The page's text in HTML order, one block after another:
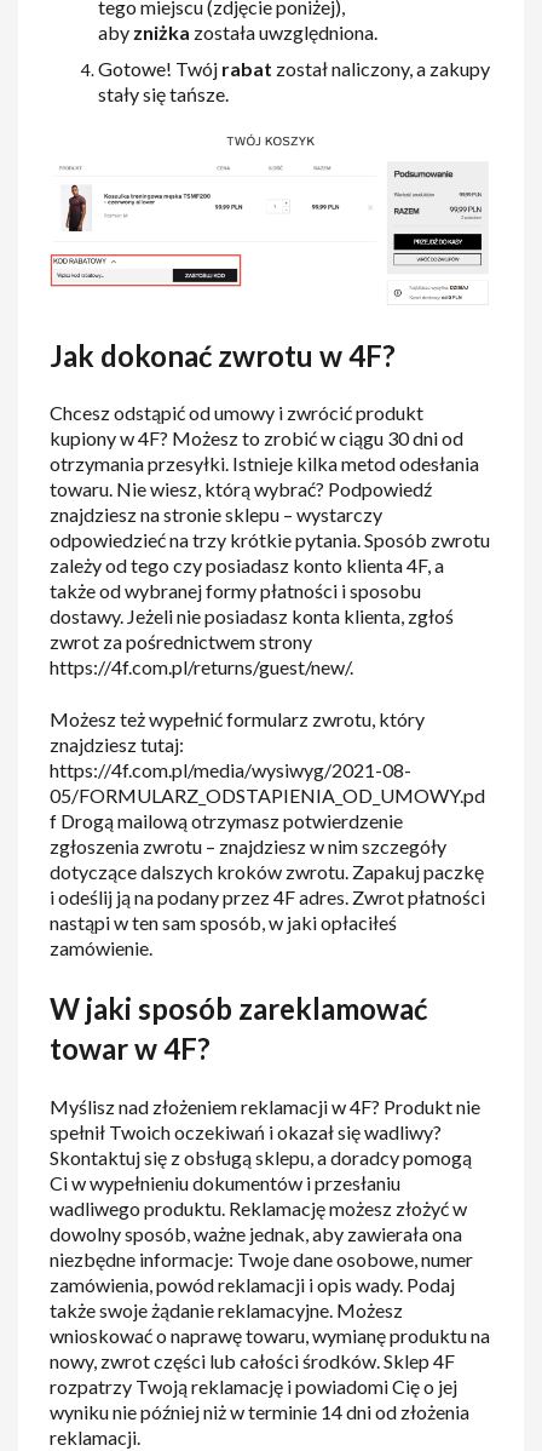
tego miejscu (zdjęcie poniżej),
aby zniżka została uwzględniona.
Gotowe! Twój rabat został naliczony, a zakupy
stały się tańsze.
Jak dokonać zwrotu w 4F?
Chcesz odstąpić od umowy i zwrócić produkt
kupiony w 4F? Możesz to zrobić w ciągu 30 dni od
otrzymania przesyłki. Istnieje kilka metod odesłania
towaru. Nie wiesz, którą wybrać? Podpowiedź
znajdziesz na stronie sklepu – wystarczy
odpowiedzieć na trzy krótkie pytania. Sposób zwrotu
zależy od tego czy posiadasz konto klienta 4F, a
także od wybranej formy płatności i sposobu
dostawy. Jeżeli nie posiadasz konta klienta, zgłoś
zwrot za pośrednictwem strony
https://4f.com.pl/returns/guest/new/.
Możesz też wypełnić formularz zwrotu, który
znajdziesz tutaj:
https://4f.com.pl/media/wysiwyg/2021-08-
05/FORMULARZ_ODSTAPIENIA_OD_UMOWY.pd
f Drogą mailową otrzymasz potwierdzenie
zgłoszenia zwrotu – znajdziesz w nim szczegóły
dotyczące dalszych kroków zwrotu. Zapakuj paczkę
i odeślij ją na podany przez 4F adres. Zwrot płatności
nastąpi w ten sam sposób, w jaki opłaciłeś
zamówienie.
W jaki sposób zareklamować
towar w 4F?
Myślisz nad złożeniem reklamacji w 4F? Produkt nie
spełnił Twoich oczekiwań i okazał się wadliwy?
Skontaktuj się z obsługą sklepu, a doradcy pomogą
Ci w wypełnieniu dokumentów i przesłaniu
wadliwego produktu. Reklamację możesz złożyć w
dowolny sposób, ważne jednak, aby zawierała ona
niezbędne informacje: Twoje dane osobowe, numer
zamówienia, powód reklamacji i opis wady. Podaj
także swoje żądanie reklamacyjne. Możesz
wnioskować o naprawę towaru, wymianę produktu na
nowy, zwrot części lub całości środków. Sklep 4F
rozpatrzy Twoją reklamację i powiadomi Cię o jej
wyniku nie później niż w terminie 14 dni od złożenia
reklamacji.